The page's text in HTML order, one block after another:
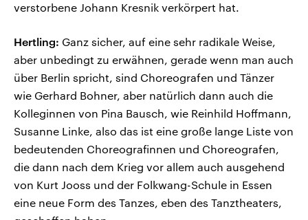
verstorbene Johann Kresnik verkörpert hat.
Hertling: Ganz sicher, auf eine sehr radikale Weise,
aber unbedingt zu erwähnen, gerade wenn man auch
über Berlin spricht, sind Choreografen und Tänzer
wie Gerhard Bohner, aber natürlich dann auch die
Kolleginnen von Pina Bausch, wie Reinhild Hoffmann,
Susanne Linke, also das ist eine große lange Liste von
bedeutenden Choreografinnen und Choreografen,
die dann nach dem Krieg vor allem auch ausgehend
von Kurt Jooss und der Folkwang-Schule in Essen
eine neue Form des Tanzes, eben des Tanztheaters,